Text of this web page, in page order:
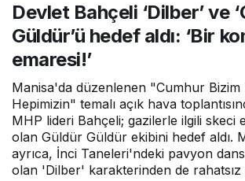
Devlet Bahçeli ‘Dilber’ ve
Güldür’ü hedef aldı: ‘Bir
emaresi!’
Manisa'da düzenlenen "Cumhur Bizim
Hepimizin" temalı açık hava
MHP lideri Bahçeli; gazilerle ilgili skeci
olan Güldür Güldür ekibini hedef aldı.
ayrıca, İnci Taneleri'ndeki pavyon
olan 'Dilber' karakterinden de rahatsız